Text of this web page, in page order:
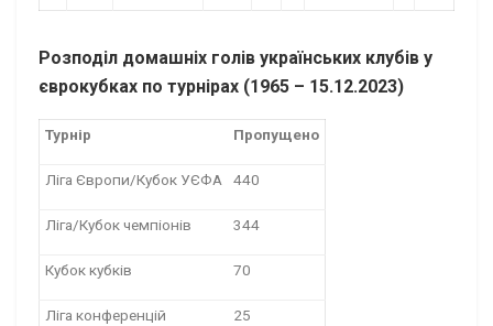
Розподіл домашніх голів українських клубів у
єврокубках по турнірах (1965 – 15.12.2023)
Турнір Пропущено
Ліга Європи/Кубок УЄФА 440
Ліга/Кубок чемпіонів 344
Кубок кубків 70
Ліга конференцій 25